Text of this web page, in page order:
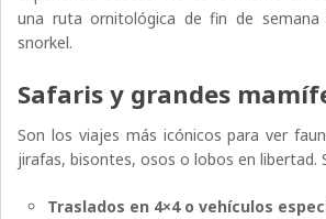
una ruta ornitológica de fin de semana
snorkel.
Safaris y grandes
Son los viajes más icónicos para ver
jirafas, bisontes, osos o lobos en libertad.
Traslados en 4×4 o vehículos